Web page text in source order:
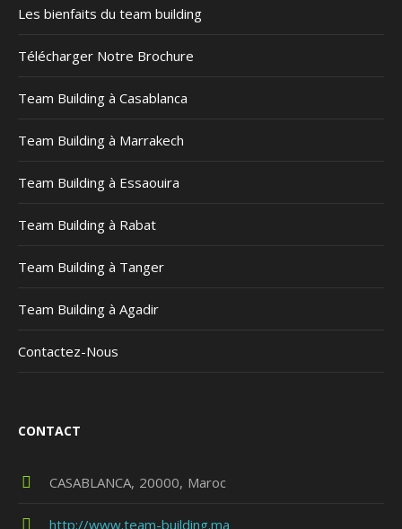
Les bienfaits du team building
Télécharger Notre Brochure
Team Building à Casablanca
Team Building à Marrakech
Team Building à Essaouira
Team Building à Rabat
Team Building à Tanger
Team Building à Agadir
Contactez-Nous
CONTACT
CASABLANCA 20000 Maroc
http://www.team-building.ma